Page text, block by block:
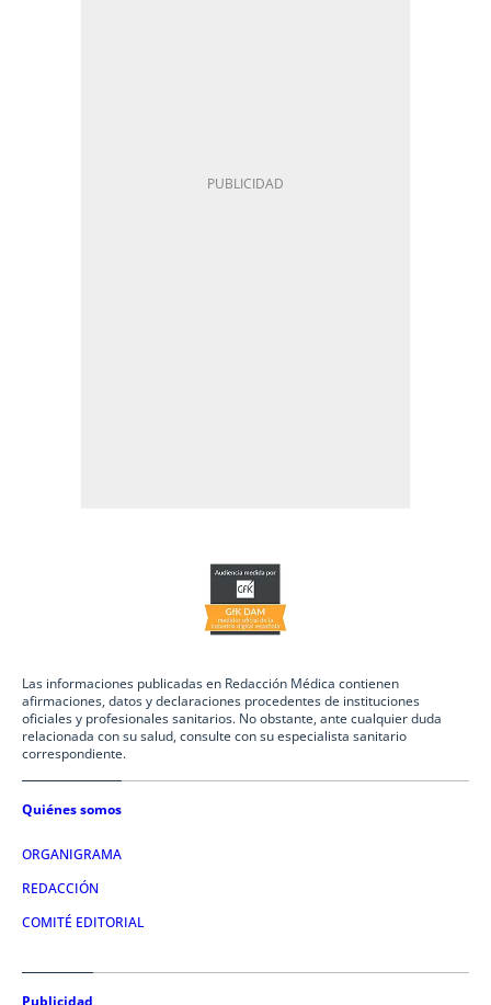
Las informaciones publicadas en Redacción Médica contienen
afirmaciones, datos y declaraciones procedentes de instituciones
oficiales y profesionales sanitarios. No obstante, ante cualquier duda
relacionada con su salud, consulte con su especialista sanitario
correspondiente.
Quiénes somos
ORGANIGRAMA
REDACCIÓN
COMITÉ EDITORIAL